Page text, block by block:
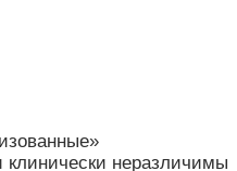
неразличимы